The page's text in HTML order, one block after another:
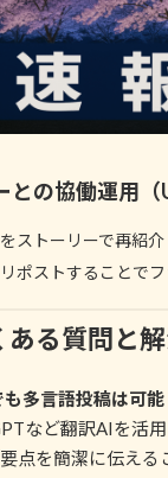
との協働運用（
ストーリーで再紹介
ポストすることで
ある質問と
多言語投稿は可能
など翻訳AIを活
点を簡潔に伝える